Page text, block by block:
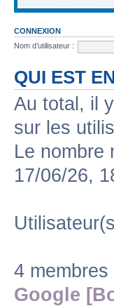
CONNEXION
Nom d’utilisateur :
QUI EST
Au total, il
sur les
Le nombre
17/06/26,
4
Google